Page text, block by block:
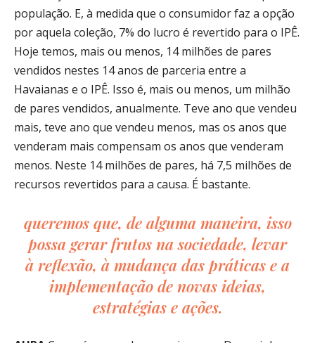
população. E, à medida que o consumidor faz a opção
por aquela coleção, 7% do lucro é revertido para o IPÊ.
Hoje temos, mais ou menos, 14 milhões de pares
vendidos nestes 14 anos de parceria entre a
Havaianas e o IPÊ. Isso é, mais ou menos, um milhão
de pares vendidos, anualmente. Teve ano que vendeu
mais, teve ano que vendeu menos, mas os anos que
venderam mais compensam os anos que venderam
menos. Neste 14 milhões de pares, há 7,5 milhões de
recursos revertidos para a causa. É bastante.
queremos que, de alguma maneira, isso
possa gerar frutos na sociedade, levar
à reflexão, à mudança das práticas e a
implementação de novas ideias,
estratégias e ações.